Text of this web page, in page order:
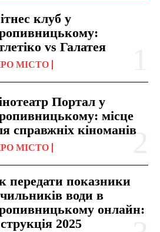
клуб у
vs Галатея
МІСТО
Портал у
місце
справжніх кіноманів
МІСТО
передати показники
води в
онлайн:
2025